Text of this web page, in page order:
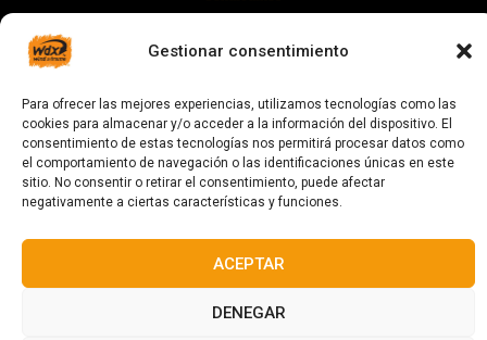
Gestionar consentimiento
Para ofrecer las mejores experiencias, utilizamos tecnologías como las
cookies para almacenar y/o acceder a la información del dispositivo. El
consentimiento de estas tecnologías nos permitirá procesar datos como
el comportamiento de navegación o las identificaciones únicas en este
sitio. No consentir o retirar el consentimiento, puede afectar
negativamente a ciertas características y funciones.
ACEPTAR
DENEGAR
digital@zonawind.com
Av. de la Mare de Déu de Montserrat, 115
08024 Barcelona
© 2023 Todos los derechos reservados
Diseñado y fabricado en Barcelona